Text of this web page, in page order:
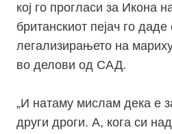
кој го прогласи за Икона
британскиот пејач го
легализирањето на
во делови од САД.
„И натаму мислам дека е
други дроги. А, кога си